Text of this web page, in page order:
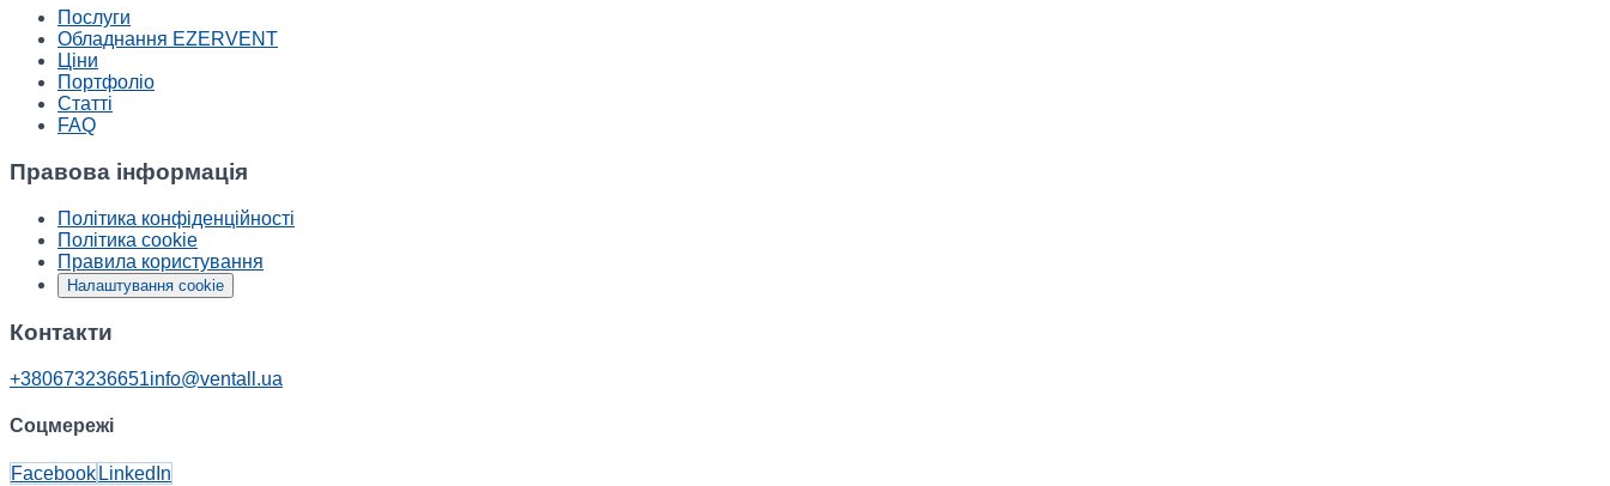
Послуги
Обладнання EZERVENT
Ціни
Портфоліо
Статті
FAQ
Правова інформація
Політика конфіденційності
Політика cookie
Правила користування
Налаштування cookie
Контакти
+380673236651info@ventall.ua
Соцмережі
Facebook LinkedIn